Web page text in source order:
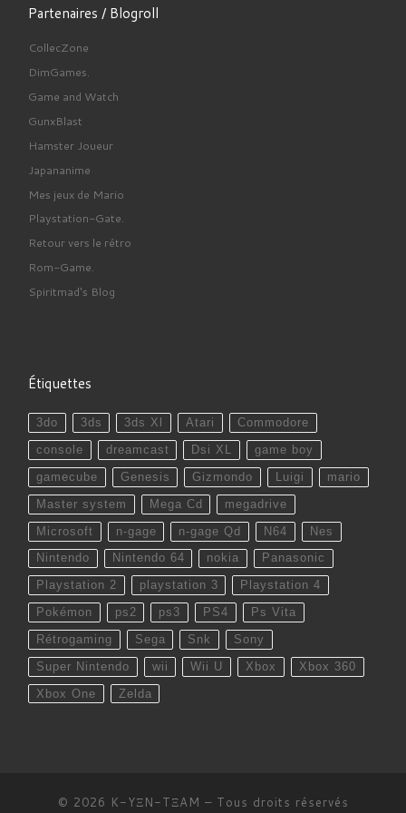
Partenaires / Blogroll
CollecZone
DimGames.
Game and Watch
GunxBlast
Hamster Joueur
Japananime
Mes jeux de Mario
Playstation-Gate.
Retour vers le rétro
Rom-Game.
Spiritmad's Blog
Étiquettes
3do 3ds 3ds Xl Atari Commodore
console dreamcast Dsi XL game boy
gamecube Genesis Gizmondo Luigi mario
Master system Mega Cd megadrive
Microsoft n-gage n-gage Qd N64 Nes
Nintendo Nintendo 64 nokia Panasonic
Playstation 2 playstation 3 Playstation 4
Pokémon ps2 ps3 PS4 Ps Vita
Rétrogaming Sega Snk Sony
Super Nintendo wii Wii U Xbox Xbox 360
Xbox One Zelda
© 2026 K-YΞN-TΞAM – Tous droits réservés